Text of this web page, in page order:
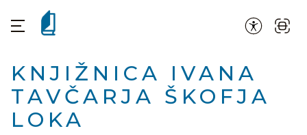
KNJIŽNICA IVANA
TAVČARJA ŠKOFJA
LOKA